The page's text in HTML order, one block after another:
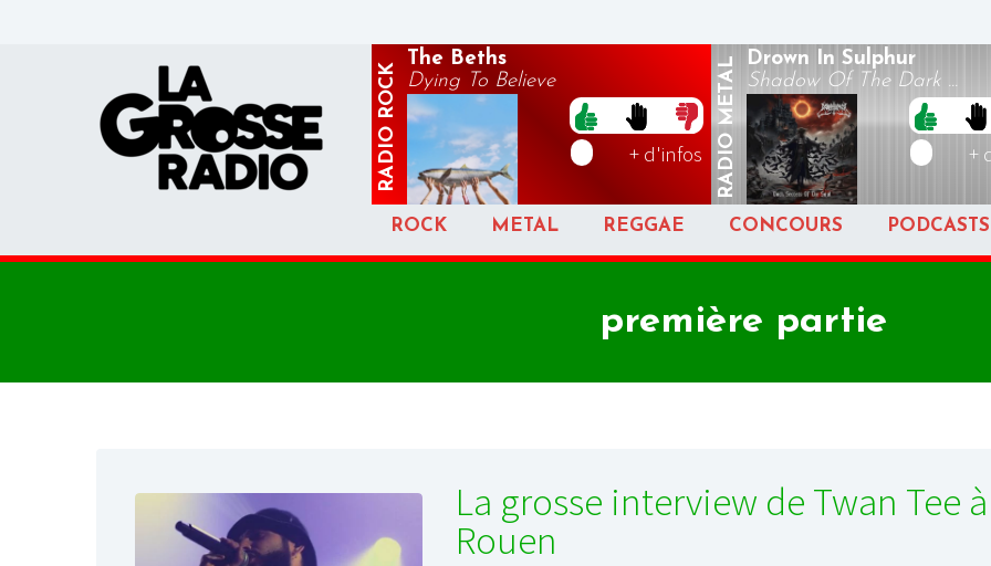
RADIO
ROCK
The Beths
Dying To Believe
+ d'infos RADIO
METAL Drown In Sulphur
Shadow Of The Dark ...
+
ROCK METAL REGGAE CONCOURS PODCASTS
première partie
La grosse interview de Twan Tee à
Rouen